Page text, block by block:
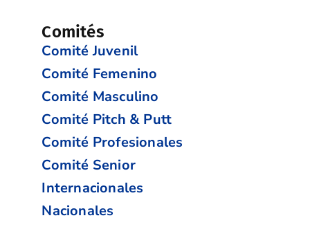
Comités
Comité Juvenil
Comité Femenino
Comité Masculino
Comité Pitch & Putt
Comité Profesionales
Comité Senior
Internacionales
Nacionales